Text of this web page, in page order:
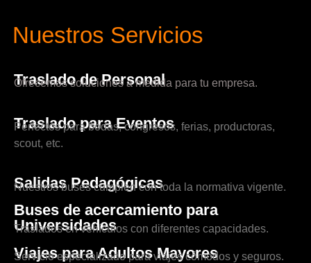
Nuestros Servicios
Traslado de Personal
Ofrecemos soluciones a medida para tu empresa.
Traslado para Eventos
Perfectos para bodas, congresos, ferias, productoras,
scout, etc.
Salidas Pedagógicas
Nuestros buses cumplen con toda la normativa vigente.
Buses de acercamiento para
Universidades
Traslados en vehículos con diferentes capacidades.
Viajes para Adultos Mayores
Servicio especializado para viajes cómodos y seguros.